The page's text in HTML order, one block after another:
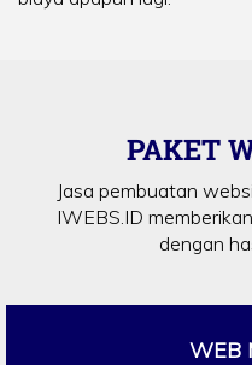
PAKET
Jasa pembuatan
IWEBS.ID
dengan
WEB